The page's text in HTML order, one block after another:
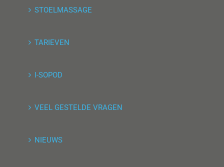
STOELMASSAGE
TARIEVEN
I-SOPOD
VEEL GESTELDE VRAGEN
NIEUWS